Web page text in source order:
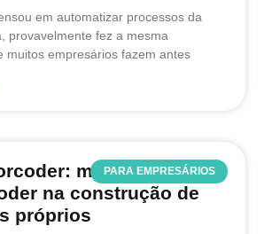
em automatizar processos da
provavelmente fez a mesma
muitos empresários fazem antes
PARA EMPRESÁRIOS
mais um passo
na construção de
próprios